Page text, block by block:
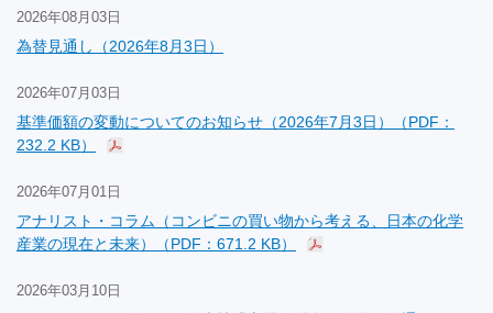
2026年08月03日
為替見通し（2026年8月3日）
2026年07月03日
基準価額の変動についてのお知らせ（2026年7月3日）（PDF：
232.2 KB）
2026年07月01日
アナリスト・コラム（コンビニの買い物から考える、日本の化学
産業の現在と未来）（PDF：671.2 KB）
2026年03月10日